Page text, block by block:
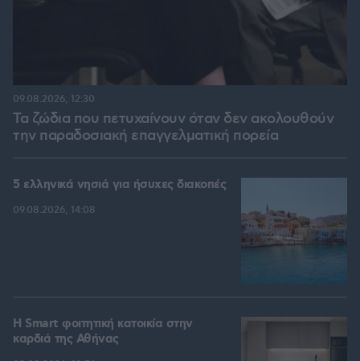
Τα ζώδια που πετυχαίνουν όταν δεν ακολουθούν
την παραδοσιακή επαγγελματική πορεία
09.08.2026, 12:30
5 ελληνικά νησιά για ήσυχες διακοπές
09.08.2026, 14:08
Η Smart φοιτητική κατοικία στην
καρδιά της Αθήνας